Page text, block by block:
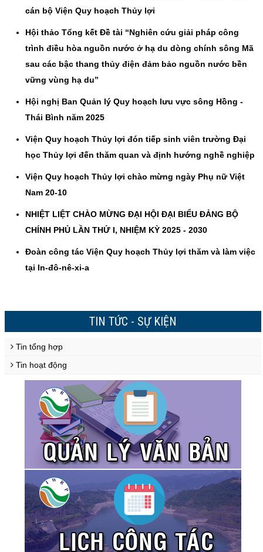
cán bộ Viện Quy hoạch Thủy lợi
Hội thảo Tổng kết Đề tài “Nghiên cứu giải pháp công
trình điều hòa nguồn nước ở hạ du dòng chính sông Mã
sau các bậc thang thủy điện đảm bảo nguồn nước bền
vững vùng hạ du”
Hội nghị Ban Quản lý Quy hoạch lưu vực sông Hồng -
Thái Bình năm 2025
Viện Quy hoạch Thủy lợi đón tiếp sinh viên trường Đại
học Thủy lợi đến thăm quan và định hướng nghề nghiệp
Viện Quy hoạch Thủy lợi chào mừng ngày Phụ nữ Việt
Nam 20-10
NHIỆT LIỆT CHÀO MỪNG ĐẠI HỘI ĐẠI BIỂU ĐẢNG BỘ
CHÍNH PHỦ LẦN THỨ I, NHIỆM KỲ 2025 - 2030
Đoàn công tác Viện Quy hoạch Thủy lợi thăm và làm việc
tại In-đô-nê-xi-a
TIN TỨC - SỰ KIỆN
Tin tổng hợp
Tin hoạt động